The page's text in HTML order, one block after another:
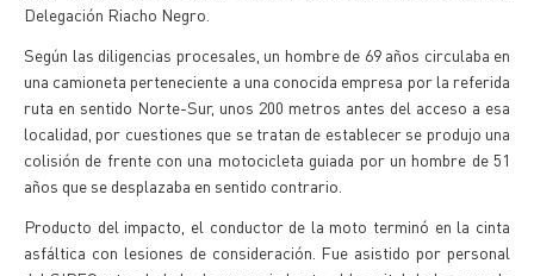
Delegación Riacho Negro.
Según las diligencias procesales, un hombre de 69 años circulaba en
una camioneta perteneciente a una conocida empresa por la referida
ruta en sentido Norte-Sur, unos 200 metros antes del acceso a esa
localidad, por cuestiones que se tratan de establecer se produjo una
colisión de frente con una motocicleta guiada por un hombre de 51
años que se desplazaba en sentido contrario.
Producto del impacto, el conductor de la moto terminó en la cinta
asfáltica con lesiones de consideración. Fue asistido por personal